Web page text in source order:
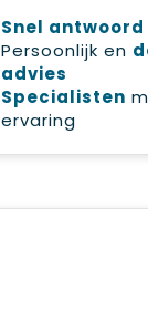
Snel antwoord
Persoonlijk en
advies
Specialisten
ervaring